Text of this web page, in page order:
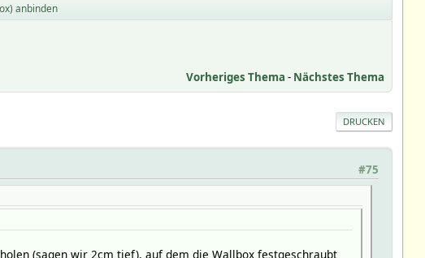
anbinden
Vorheriges Thema - Nächstes Thema
DRUCKEN
#75
(sagen wir 2cm tief), auf dem die Wallbox festgeschraubt